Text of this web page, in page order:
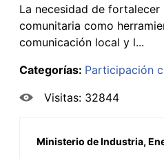
La necesidad de
comunitaria como
comunicación local y l...
Categorías: Participación
Visitas: 32844
Ministerio de Industria,